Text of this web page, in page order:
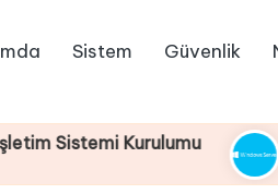
Sistem Güvenlik
Kurulumu
19